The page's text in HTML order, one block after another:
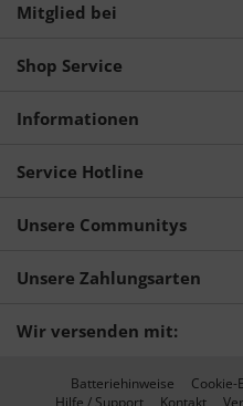
Mitglied bei
Shop Service
Informationen
Service Hotline
Unsere Communitys
Unsere Zahlungsarten
Wir versenden mit:
Batteriehinweise Cookie-
Hilfe / Support
Kontakt